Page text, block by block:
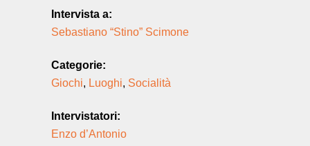
Intervista a:
Sebastiano “Stino” Scimone
Categorie:
Giochi, Luoghi, Socialità
Intervistatori:
Enzo d’Antonio